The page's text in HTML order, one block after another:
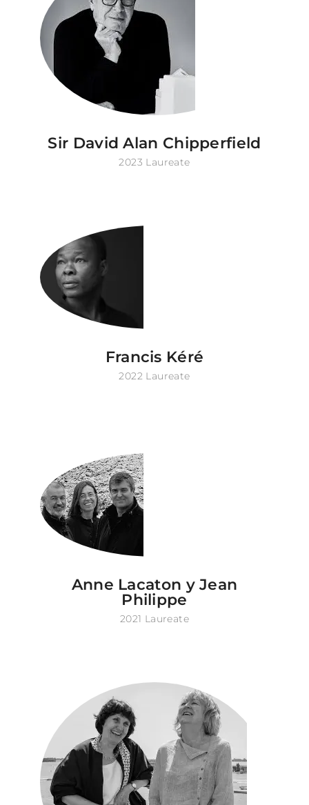
Sir David Alan Chipperfield
2023 Laureate
Francis Kéré
2022 Laureate
Anne Lacaton y Jean
Philippe
2021 Laureate